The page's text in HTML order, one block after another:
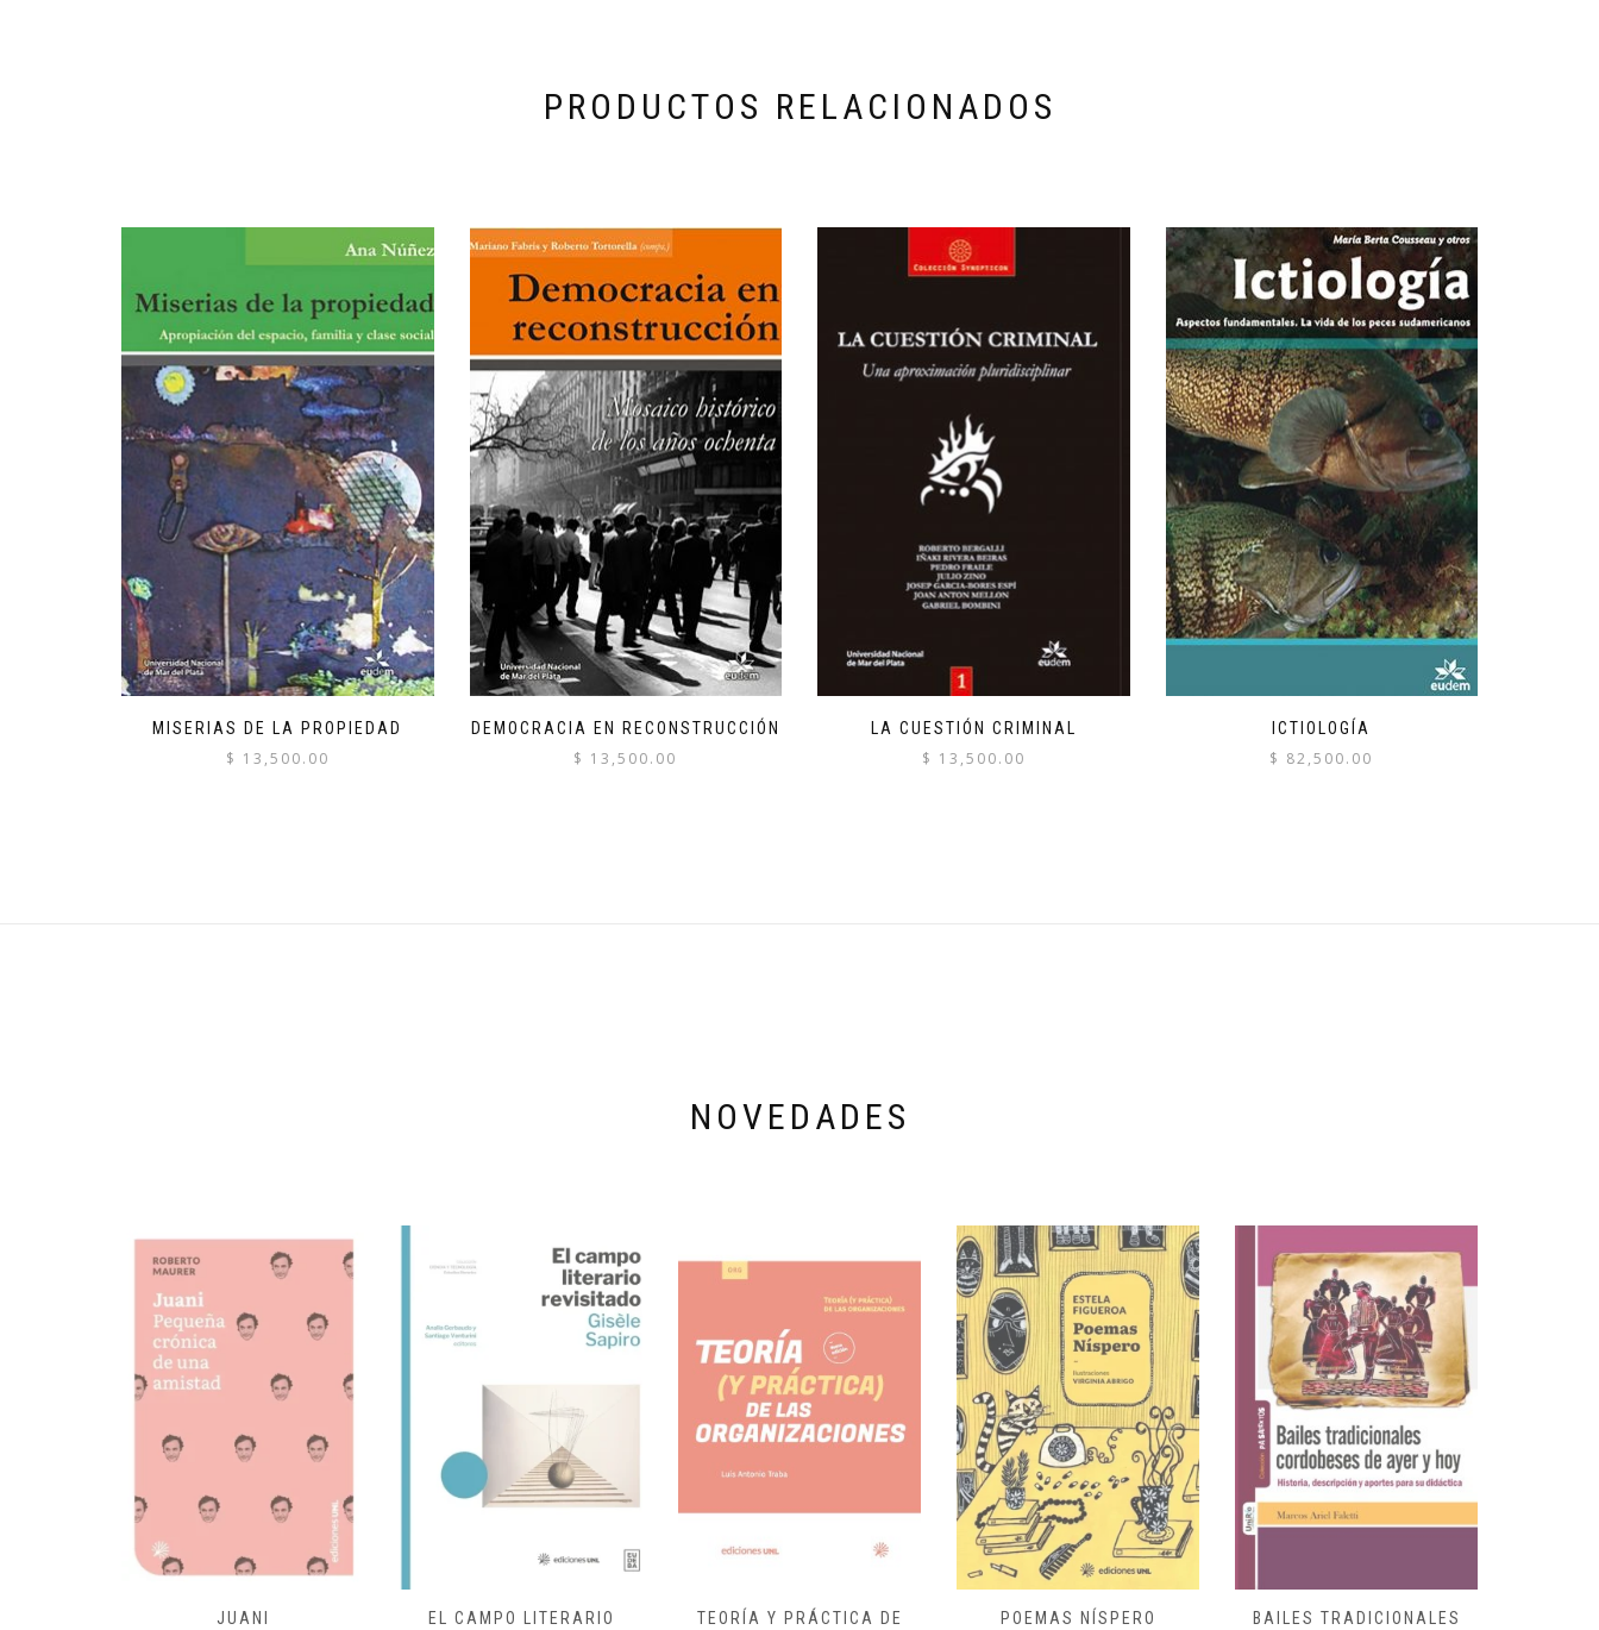
PRODUCTOS RELACIONADOS
MISERIAS DE LA PROPIEDAD
$ 13,500.00
DEMOCRACIA EN RECONSTRUCCIÓN
$ 13,500.00
LA CUESTIÓN CRIMINAL
$ 13,500.00
ICTIOLOGÍA
$ 82,500.00
NOVEDADES
JUANI
EL CAMPO LITERARIO
TEORÍA Y PRÁCTICA DE
POEMAS NÍSPERO
BAILES TRADICIONALES